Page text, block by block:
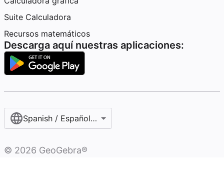
Suite Calculadora
Recursos matemáticos
Descarga aquí nuestras aplicaciones:
Spanish / Español (internacional)
© 2026 GeoGebra®